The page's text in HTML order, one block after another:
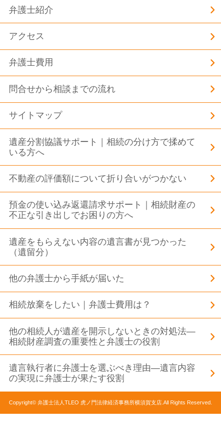
弁護士紹介
アクセス
弁護士費用
問合せから相談までの流れ
サイトマップ
遺産分割協議サポート｜相続の分け方で揉めて
いる方へ
不動産の評価額について折り合いがつかない
預金の使い込み返還請求サポート｜相続財産の
不正な引き出しでお困りの方へ
遺産をもらえない内容の遺言書が見つかった
（遺留分）
他の弁護士から手紙が届いた
相続放棄をしたい｜弁護士費用は？
他の相続人が遺産を開示しないときの対処法―
相続財産調査の重要性と弁護士の役割
遺言執行者に弁護士を選ぶべき理由―遺言内容
の実現に弁護士が果たす役割
Copyright© 弁護士法人TLEO 虎ノ門法律経済事務所横須賀支店.All Rights Reserved.